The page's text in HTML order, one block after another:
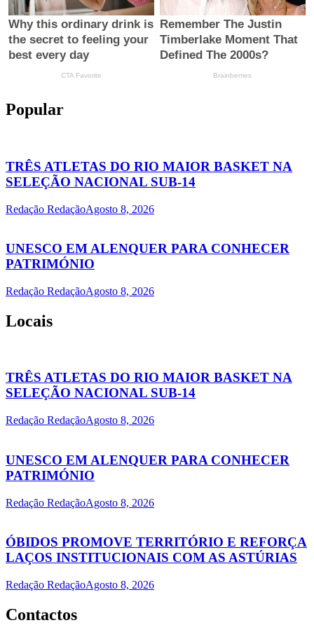
Popular
TRÊS ATLETAS DO RIO MAIOR BASKET NA
SELEÇÃO NACIONAL SUB-14
Redação RedaçãoAgosto 8, 2026
UNESCO EM ALENQUER PARA CONHECER
PATRIMÓNIO
Redação RedaçãoAgosto 8, 2026
Locais
TRÊS ATLETAS DO RIO MAIOR BASKET NA
SELEÇÃO NACIONAL SUB-14
Redação RedaçãoAgosto 8, 2026
UNESCO EM ALENQUER PARA CONHECER
PATRIMÓNIO
Redação RedaçãoAgosto 8, 2026
ÓBIDOS PROMOVE TERRITÓRIO E REFORÇA
LAÇOS INSTITUCIONAIS COM AS ASTÚRIAS
Redação RedaçãoAgosto 8, 2026
Contactos